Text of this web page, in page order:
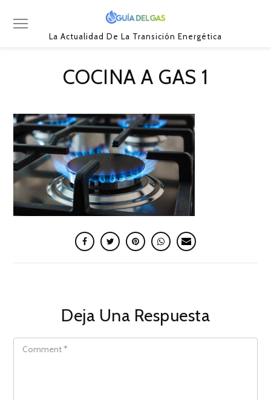
La Actualidad De La Transición Energética
COCINA A GAS 1
Deja Una Respuesta
COMMENT